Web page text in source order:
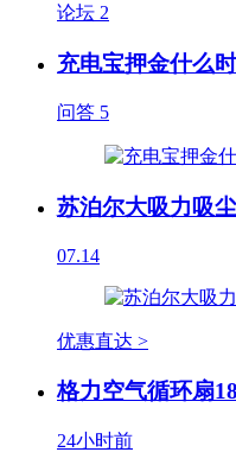
论坛 2
充电宝押金什么
问答 5
苏泊尔大吸力吸
07.14
优惠直达 >
格力空气循环扇
24小时前